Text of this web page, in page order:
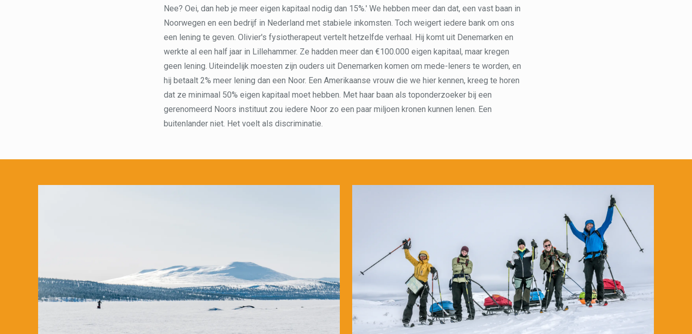
Nee? Oei, dan heb je meer eigen kapitaal nodig dan 15%.' We hebben meer dan dat, een vast baan in
Noorwegen en een bedrijf in Nederland met stabiele inkomsten. Toch weigert iedere bank om ons
een lening te geven. Olivier's fysiotherapeut vertelt hetzelfde verhaal. Hij komt uit Denemarken en
werkte al een half jaar in Lillehammer. Ze hadden meer dan €100.000 eigen kapitaal, maar kregen
geen lening. Uiteindelijk moesten zijn ouders uit Denemarken komen om mede-leners te worden, en
hij betaalt 2% meer lening dan een Noor. Een Amerikaanse vrouw die we hier kennen, kreeg te horen
dat ze minimaal 50% eigen kapitaal moet hebben. Met haar baan als toponderzoeker bij een
gerenomeerd Noors instituut zou iedere Noor zo een paar miljoen kronen kunnen lenen. Een
buitenlander niet. Het voelt als discriminatie.